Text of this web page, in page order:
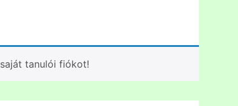
saját tanulói fiókot!